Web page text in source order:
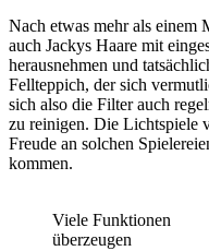
Nach etwas mehr als einem
auch Jackys Haare mit
herausnehmen und
Fellteppich, der sich
sich also die Filter auch
zu reinigen. Die Lichtspiele
Freude an solchen
kommen.
Viele Funktionen
überzeugen